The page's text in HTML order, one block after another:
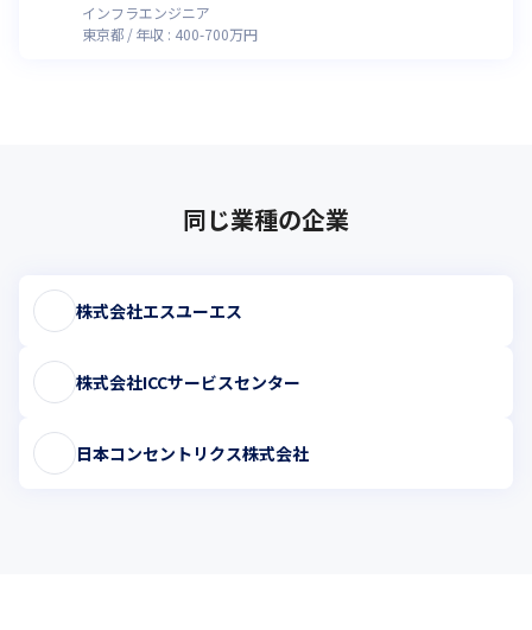
インフラエンジニア
東京都
年収 : 400-700万円
同じ業種の企業
株式会社エスユーエス
株式会社ICCサービスセンター
日本コンセントリクス株式会社